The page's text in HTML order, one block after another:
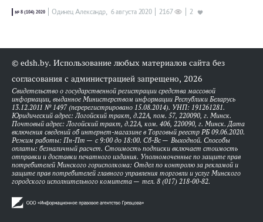
№ 8 (104) 2020 Одинец Александр, 6 августа 2020 2167 2
© edsh.by. Использование любых материалов сайта без
согласования с администрацией запрещено, 2026
Свидетельство о государственной регистрации средства массовой
информации, выданное Министерством информации Республики Беларусь
13.12.2011 № 1497 (перерегистрировано 15.08.2014). УНП: 191261281.
Юридический адрес: Логойский тракт, д.22А, пом. 57, 220090, г. Минск.
Почтовый адрес: Логойский тракт, д.22А, ком. 406, 220090, г. Минск. Дата
включения сведений об интернет-магазине в Торговый реестр РБ 09.06.2020.
Режим работы: Пн-Пт — с 9:00 до 18:00. Сб-Вс — Выходной. Способы
оплаты: безналичный расчет. Стоимость подписки включает стоимость
отправки и доставки печатного издания. Уполномоченные по защите прав
потребителей Минского горисполкома: Отдел по контролю за рекламой и
защите прав потребителей главного управления торговли и услуг Минского
городского исполнительного комитета — тел. 8 (017) 218-00-82.